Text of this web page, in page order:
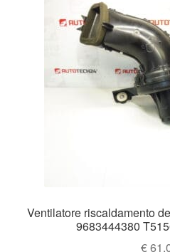
Ventilatore riscaldamento
9683444380
€